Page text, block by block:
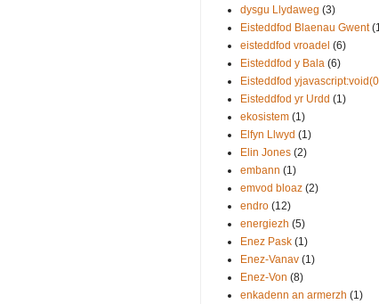
dysgu Llydaweg (3)
Eisteddfod Blaenau Gwent
eisteddfod vroadel (6)
Eisteddfod y Bala (6)
Eisteddfod
Eisteddfod yr Urdd (1)
ekosistem (1)
Elfyn Llwyd (1)
Elin Jones (2)
embann (1)
emvod bloaz (2)
endro (12)
energiezh (5)
Enez Pask (1)
Enez-Vanav (1)
Enez-Von (8)
enkadenn an armerzh (1)